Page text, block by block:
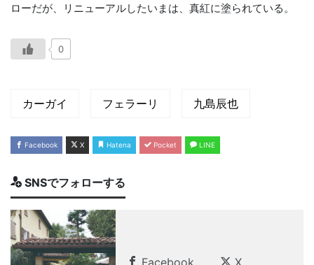
ローだが、リニューアルしたいまは、真紅に塗られている。
0
カーガイ フェラーリ 九島辰也
Facebook X Hatena Pocket LINE
SNSでフォローする
Facebook X